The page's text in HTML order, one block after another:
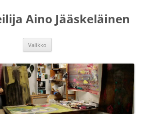
Aino Jääskeläinen
Valikko